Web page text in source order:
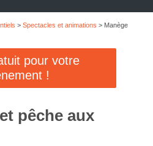
> Spectacles et animations > Manège
pour votre
!
pêche aux